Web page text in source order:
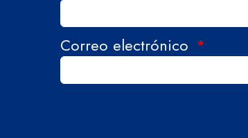
Correo electrónico